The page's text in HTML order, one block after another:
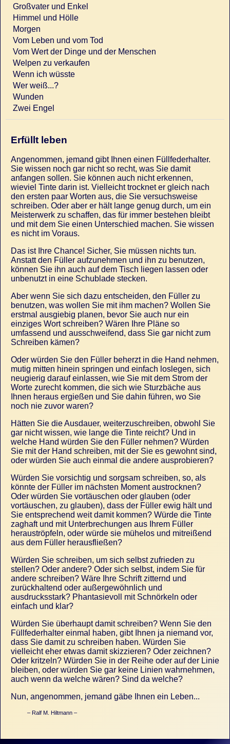
Großvater und Enkel
Himmel und Hölle
Morgen
Vom Leben und vom Tod
Vom Wert der Dinge und der Menschen
Welpen zu verkaufen
Wenn ich wüsste
Wer weiß...?
Wunden
Zwei Engel
Erfüllt leben
Angenommen, jemand gibt Ihnen einen Füllfederhalter.
Sie wissen noch gar nicht so recht, was Sie damit
anfangen sollen. Sie können auch nicht erkennen,
wieviel Tinte darin ist. Vielleicht trocknet er gleich nach
den ersten paar Worten aus, die Sie versuchsweise
schreiben. Oder aber er hält lange genug durch, um ein
Meisterwerk zu schaffen, das für immer bestehen bleibt
und mit dem Sie einen Unterschied machen. Sie wissen
es nicht im Voraus.
Das ist Ihre Chance! Sicher, Sie müssen nichts tun.
Anstatt den Füller aufzunehmen und ihn zu benutzen,
können Sie ihn auch auf dem Tisch liegen lassen oder
unbenutzt in eine Schublade stecken.
Aber wenn Sie sich dazu entscheiden, den Füller zu
benutzen, was wollen Sie mit ihm machen? Wollen Sie
erstmal ausgiebig planen, bevor Sie auch nur ein
einziges Wort schreiben? Wären Ihre Pläne so
umfassend und ausschweifend, dass Sie gar nicht zum
Schreiben kämen?
Oder würden Sie den Füller beherzt in die Hand nehmen,
mutig mitten hinein springen und einfach loslegen, sich
neugierig darauf einlassen, wie Sie mit dem Strom der
Worte zurecht kommen, die sich wie Sturzbäche aus
Ihnen heraus ergießen und Sie dahin führen, wo Sie
noch nie zuvor waren?
Hätten Sie die Ausdauer, weiterzuschreiben, obwohl Sie
gar nicht wissen, wie lange die Tinte reicht? Und in
welche Hand würden Sie den Füller nehmen? Würden
Sie mit der Hand schreiben, mit der Sie es gewohnt sind,
oder würden Sie auch einmal die andere ausprobieren?
Würden Sie vorsichtig und sorgsam schreiben, so, als
könnte der Füller im nächsten Moment austrocknen?
Oder würden Sie vortäuschen oder glauben (oder
vortäuschen, zu glauben), dass der Füller ewig hält und
Sie entsprechend weit damit kommen? Würde die Tinte
zaghaft und mit Unterbrechungen aus Ihrem Füller
herauströpfeln, oder würde sie mühelos und mitreißend
aus dem Füller herausfließen?
Würden Sie schreiben, um sich selbst zufrieden zu
stellen? Oder andere? Oder sich selbst, indem Sie für
andere schreiben? Wäre Ihre Schrift zitternd und
zurückhaltend oder außergewöhnlich und
ausdrucksstark? Phantasievoll mit Schnörkeln oder
einfach und klar?
Würden Sie überhaupt damit schreiben? Wenn Sie den
Füllfederhalter einmal haben, gibt Ihnen ja niemand vor,
dass Sie damit zu schreiben haben. Würden Sie
vielleicht eher etwas damit skizzieren? Oder zeichnen?
Oder kritzeln? Würden Sie in der Reihe oder auf der Linie
bleiben, oder würden Sie gar keine Linien wahrnehmen,
auch wenn da welche wären? Sind da welche?
Nun, angenommen, jemand gäbe Ihnen ein Leben...
Ralf M. Hiltmann